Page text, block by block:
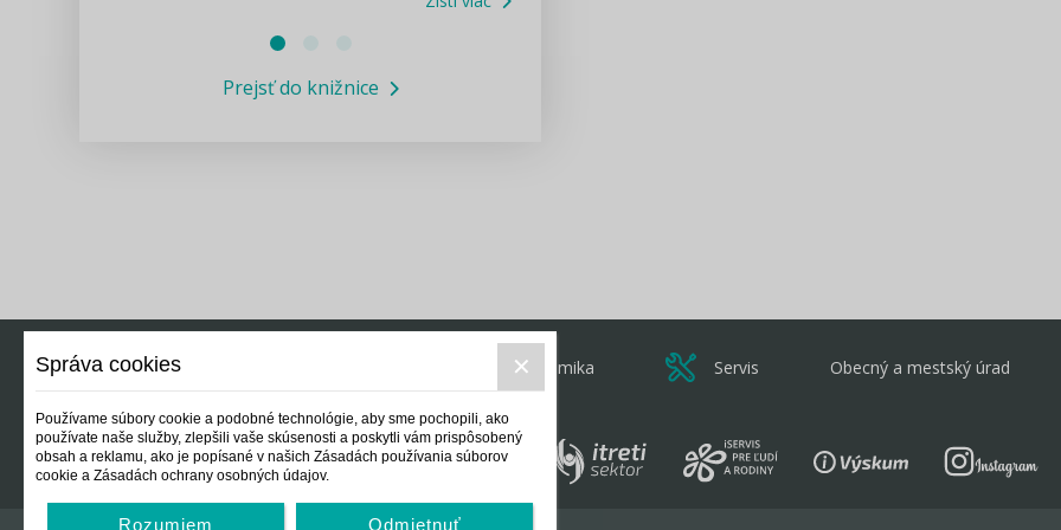
Informácie COVID19
Prejsť do knižnice
Ekonomika Servis Obecný a mestský úrad
Správa cookies
Používame súbory cookie a podobné technológie, aby sme pochopili, ako
používate naše služby, zlepšili vaše skúsenosti a poskytli vám prispôsobený
obsah a reklamu, ako je popísané v našich Zásadách používania súborov
cookie a Zásadách ochrany osobných údajov.
Rozumiem Odmietnuť